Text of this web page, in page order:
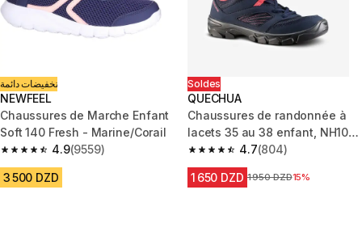
تخفيضات دائمة
NEWFEEL
Chaussures de Marche Enfant
Soft 140 Fresh - Marine/Corail
4.9
4.9 out of 5 stars from 9559 reviews
(9559)
3 500 DZD
Soldes
QUECHUA
Chaussures de randonnée à
lacets 35 au 38 enfant, NH100
bleu
4.7
4.7 out of 5 stars from 804
(804)
1 650 DZD Prix avant la réduction
1 950 DZD15%